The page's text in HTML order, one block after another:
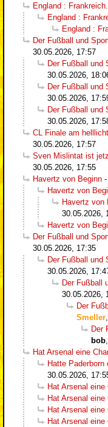
England : Frankreich...
England :
England :
Der Fußball und
30.05.2026, 17:57
Der Fußball und
30.05.2026,
Der Fußball und
30.05.2026,
Der Fußball und
30.05.2026,
CL Finale am
30.05.2026, 17:57
Sven Mislintat ist
30.05.2026, 17:55
Havertz von Beginn -
Havertz von
Havertz von
30.05.2026,
Havertz von
Der Fußball und
30.05.2026, 17:35
Der Fußball und
30.05.2026,
Der Fußball
30.05.2026,
Der
Smeller
Der
bob
Hat Arsenal eine
Hatte Paderborn
30.05.2026,
Hat Arsenal eine
Hat Arsenal eine
Hat Arsenal eine
Hat Arsenal eine